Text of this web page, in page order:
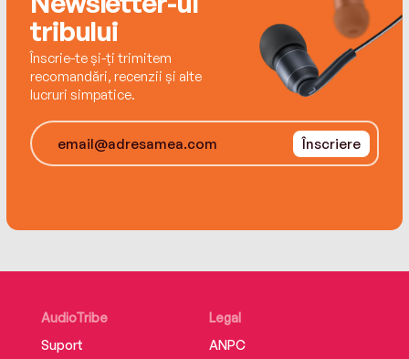
tribului
Înscrie-te și-ți trimitem
recomandări, recenzii și alte
lucruri simpatice.
Înscriere
AudioTribe
Suport
Legal
ANPC